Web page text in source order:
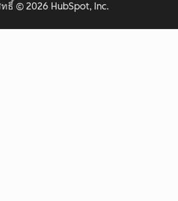
ธิ์ © 2026 HubSpot, Inc.